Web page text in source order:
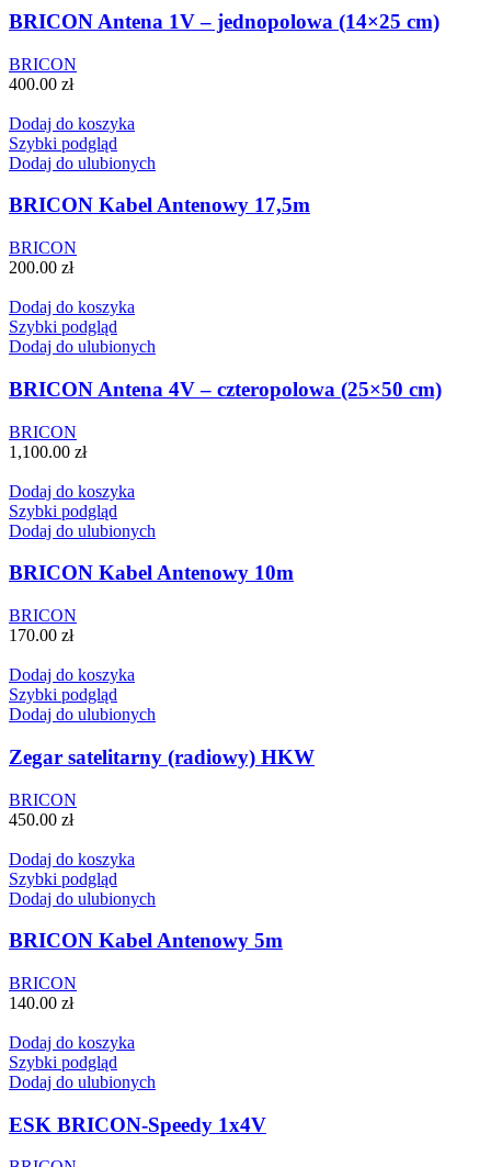
BRICON Antena 1V – jednopolowa (14×25 cm)
BRICON
400.00 zł
Dodaj do koszyka
Szybki podgląd
Dodaj do ulubionych
BRICON Kabel Antenowy 17,5m
BRICON
200.00 zł
Dodaj do koszyka
Szybki podgląd
Dodaj do ulubionych
BRICON Antena 4V – czteropolowa (25×50 cm)
BRICON
1,100.00 zł
Dodaj do koszyka
Szybki podgląd
Dodaj do ulubionych
BRICON Kabel Antenowy 10m
BRICON
170.00 zł
Dodaj do koszyka
Szybki podgląd
Dodaj do ulubionych
Zegar satelitarny (radiowy) HKW
BRICON
450.00 zł
Dodaj do koszyka
Szybki podgląd
Dodaj do ulubionych
BRICON Kabel Antenowy 5m
BRICON
140.00 zł
Dodaj do koszyka
Szybki podgląd
Dodaj do ulubionych
ESK BRICON-Speedy 1x4V